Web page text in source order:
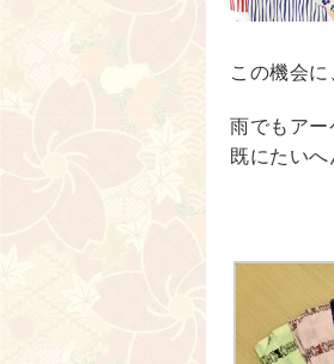
この機会に
雨でもアー
既にたいへ